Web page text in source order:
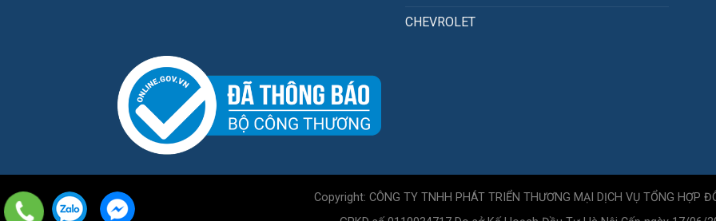
CHEVROLET
Copyright: CÔNG TY TNHH PHÁT TRIỂN THƯƠNG MẠI DỊCH VỤ TỔNG HỢP